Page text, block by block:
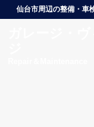
仙台市周辺の整備・車